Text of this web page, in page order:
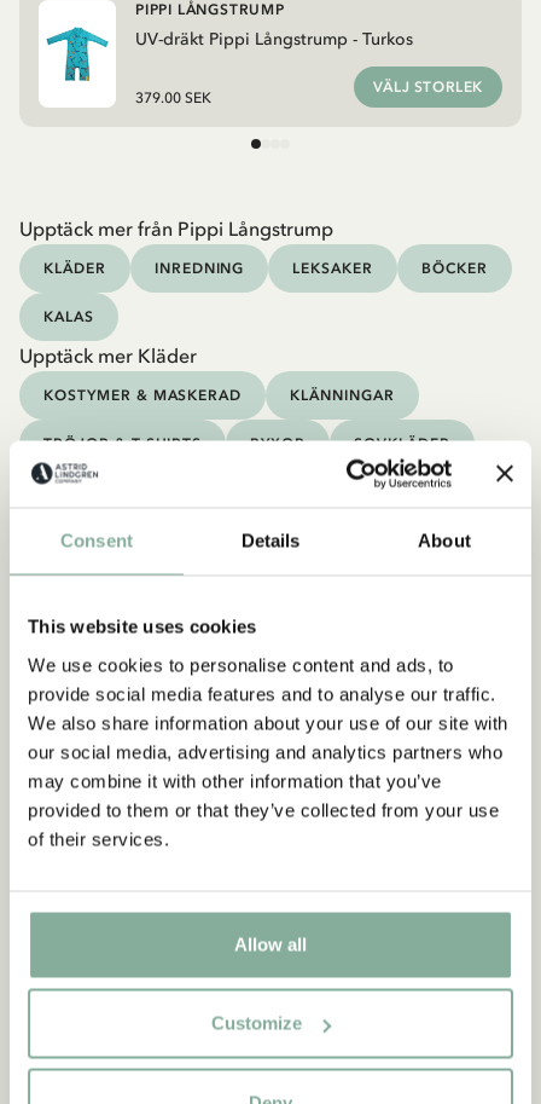
Consent Details About
This website uses cookies
We use cookies to personalise content and ads, to
provide social media features and to analyse our traffic.
We also share information about your use of our site with
our social media, advertising and analytics partners who
may combine it with other information that you’ve
provided to them or that they’ve collected from your use
of their services.
Allow all
Customize
UV-dräkt Pippi Långstrump - Turkos
PIPPI LÅNGSTRUMP
379.00 SEK
VÄLJ STORLEK
Upptäck mer från Pippi Långstrump
KLÄDER INREDNING LEKSAKER BÖCKER
KALAS
Upptäck mer Kläder
KOSTYMER & MASKERAD KLÄNNINGAR
TRÖJOR & T-SHIRTS BYXOR SOVKLÄDER
CITAT